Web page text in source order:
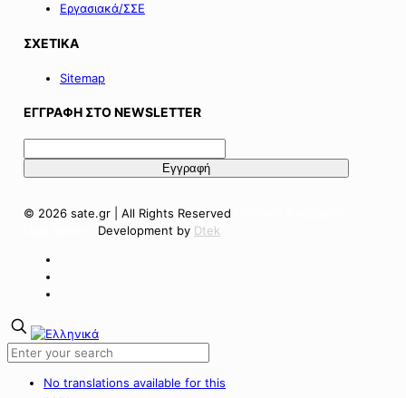
Εργασιακά/ΣΣΕ
ΣΧΕΤΙΚΑ
Sitemap
ΕΓΓΡΑΦΗ ΣΤΟ NEWSLETTER
© 2026 sate.gr | All Rights Reserved
Development by Dtek
No translations available for this